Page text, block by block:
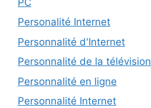
Personalité Internet
Personnalité d'Internet
Personnalité de la télévision
Personnalité en ligne
Personnalité Internet